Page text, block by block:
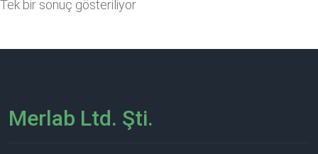
Tek bir sonuç gösteriliyor
Merlab Ltd. Şti.